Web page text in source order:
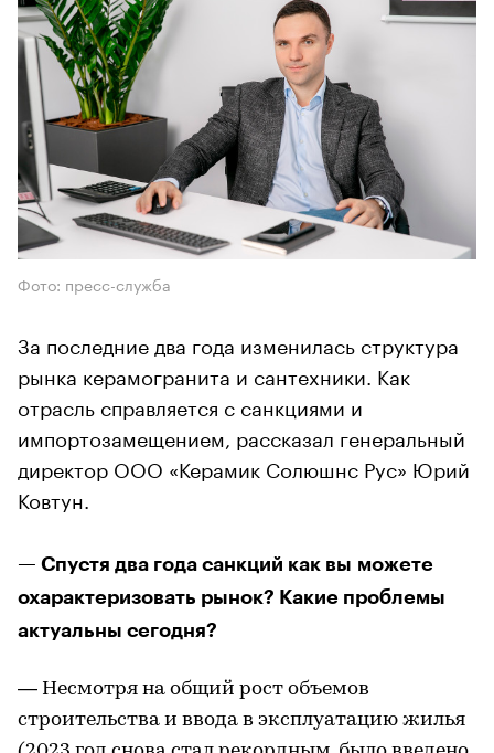
Фото: пресс-служба
За последние два года изменилась структура
рынка керамогранита и сантехники. Как
отрасль справляется с санкциями и
импортозамещением, рассказал генеральный
директор ООО «Керамик Солюшнс Рус» Юрий
Ковтун.
— Спустя два года санкций как вы можете
охарактеризовать рынок? Какие проблемы
актуальны сегодня?
— Несмотря на общий рост объемов
строительства и ввода в эксплуатацию жилья